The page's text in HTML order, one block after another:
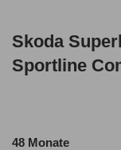
Skoda
Sportline
48 Monate